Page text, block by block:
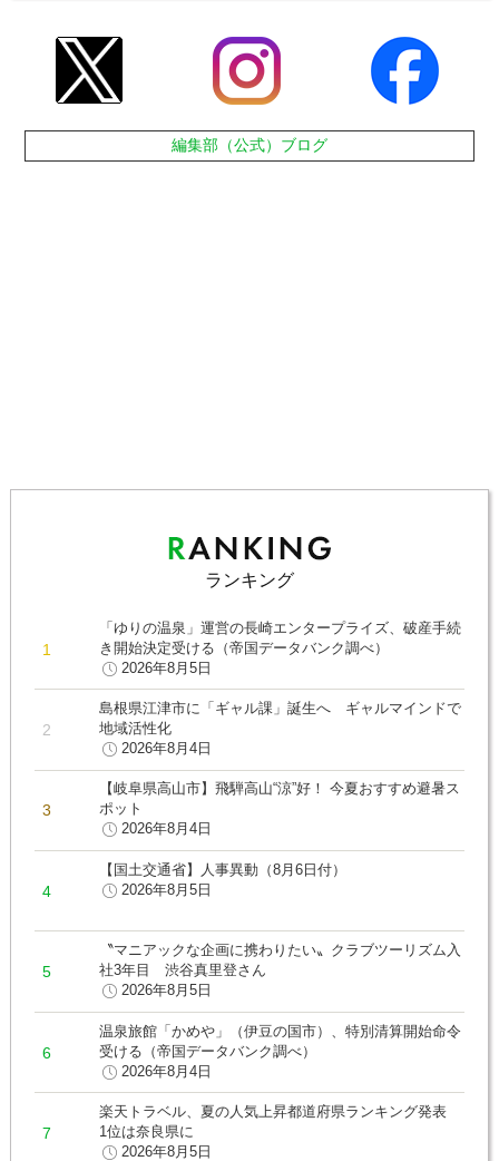
編集部（公式）ブログ
ランキング
「ゆりの温泉」運営の長崎エンタープライズ、破産手続
き開始決定受ける（帝国データバンク調べ）
2026年8月5日
島根県江津市に「ギャル課」誕生へ ギャルマインドで
地域活性化
2026年8月4日
【岐阜県高山市】飛騨高山“涼”好！ 今夏おすすめ避暑ス
ポット
2026年8月4日
【国土交通省】人事異動（8月6日付）
2026年8月5日
〝マニアックな企画に携わりたい〟クラブツーリズム入
社3年目 渋谷真里登さん
2026年8月5日
温泉旅館「かめや」（伊豆の国市）、特別清算開始命令
受ける（帝国データバンク調べ）
2026年8月4日
楽天トラベル、夏の人気上昇都道府県ランキング発表
1位は奈良県に
2026年8月5日